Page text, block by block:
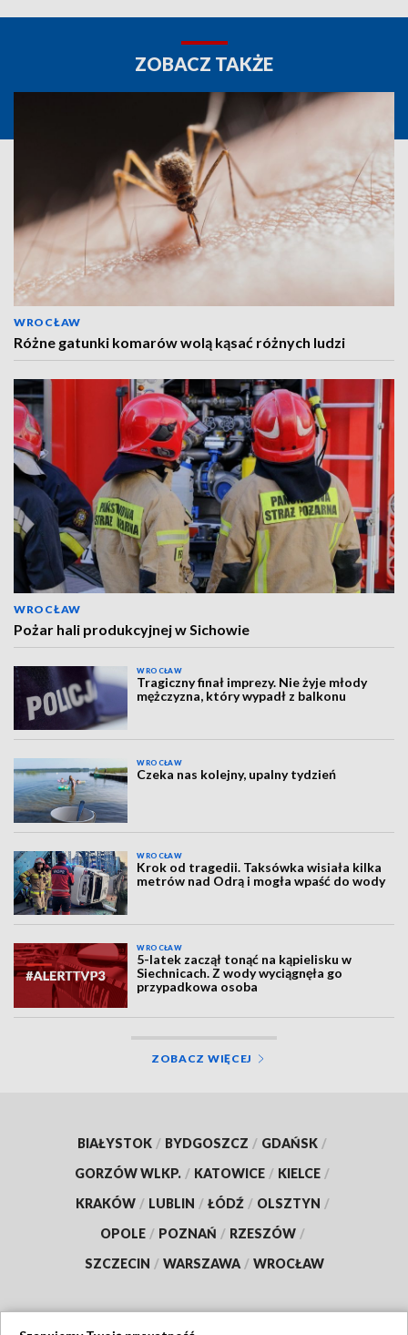
ZOBACZ TAKŻE
WROCŁAW
Różne gatunki komarów wolą kąsać różnych ludzi
WROCŁAW
Pożar hali produkcyjnej w Sichowie
WROCŁAW
Tragiczny finał imprezy. Nie żyje młody
mężczyzna, który wypadł z balkonu
WROCŁAW
Czeka nas kolejny, upalny tydzień
WROCŁAW
Krok od tragedii. Taksówka wisiała kilka
metrów nad Odrą i mogła wpaść do wody
WROCŁAW
5-latek zaczął tonąć na kąpielisku w
Siechnicach. Z wody wyciągnęła go
przypadkowa osoba
ZOBACZ WIĘCEJ
BIAŁYSTOK / BYDGOSZCZ / GDAŃSK /
GORZÓW WLKP. / KATOWICE / KIELCE /
KRAKÓW / LUBLIN / ŁÓDŹ / OLSZTYN /
OPOLE / POZNAŃ / RZESZÓW /
SZCZECIN / WARSZAWA / WROCŁAW